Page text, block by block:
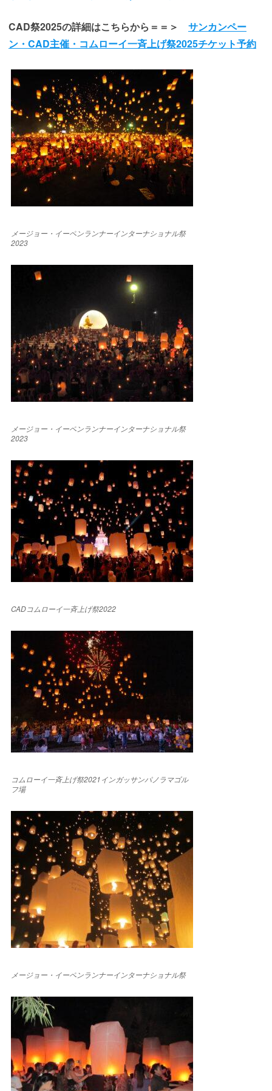
CAD祭2025の詳細はこちらから＝＝＞ サンカンペー
ン・CAD主催・コムローイ一斉上げ祭2025チケット予約
メージョー・イーペンランナーインターナショナル祭
2023
メージョー・イーペンランナーインターナショナル祭
2023
CADコムローイ一斉上げ祭2022
コムローイ一斉上げ祭2021インガッサンパノラマゴル
フ場
メージョー・イーペンランナーインターナショナル祭